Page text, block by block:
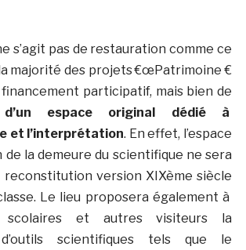
s’agit pas de restauration comme ce
majorité des projets €œPatrimoine €
participatif, mais bien de
espace original dédié à
et l’interprétation. En effet, l’espace
de la demeure du scientifique ne sera
reconstitution version XIXème siècle
Le lieu proposera également à
scolaires et autres visiteurs la
d’outils scientifiques tels que le